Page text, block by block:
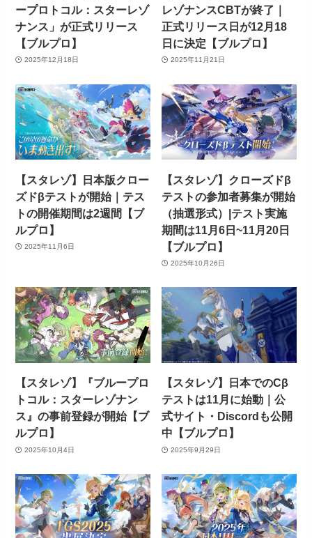
ープロトコル：スターレゾ
ナンス」が正式リリース
【ブルプロ】
2025年12月18日
レゾナンスCBTが終了｜
正式リリース日が12月18
日に決定【ブルプロ】
2025年11月21日
【スタレゾ】日本版クロー
ズドβテストが開始｜テス
トの開催期間は2週間【ブ
ルプロ】
2025年11月6日
【スタレゾ】クローズドβ
テストの参加者募集が開始
（抽選形式）|テスト実施
期間は11月6日~11月20日
【ブルプロ】
2025年10月26日
【スタレゾ】『ブループロ
トコル：スターレゾナン
ス』の事前登録が開始【ブ
ルプロ】
2025年10月4日
【スタレゾ】日本でのCβ
テストは11月に始動｜公
式サイト・Discordも公開
中【ブルプロ】
2025年9月29日